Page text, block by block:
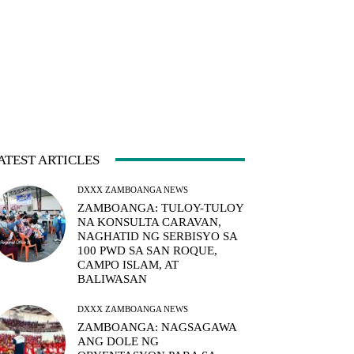
ARTICLES
DXXX ZAMBOANGA NEWS
ZAMBOANGA: TULOY-TULOY
NA KONSULTA CARAVAN,
NAGHATID NG SERBISYO SA
100 PWD SA SAN ROQUE,
CAMPO ISLAM, AT
BALIWASAN
DXXX ZAMBOANGA NEWS
ZAMBOANGA: NAGSAGAWA
ANG DOLE NG